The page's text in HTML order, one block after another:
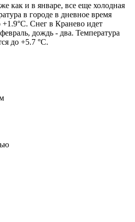
как и в январе, все еще холодная
в городе в дневное время
+1.9°C. Снег в Кранево идет
дождь - два. Температура
до +5.7 °C.